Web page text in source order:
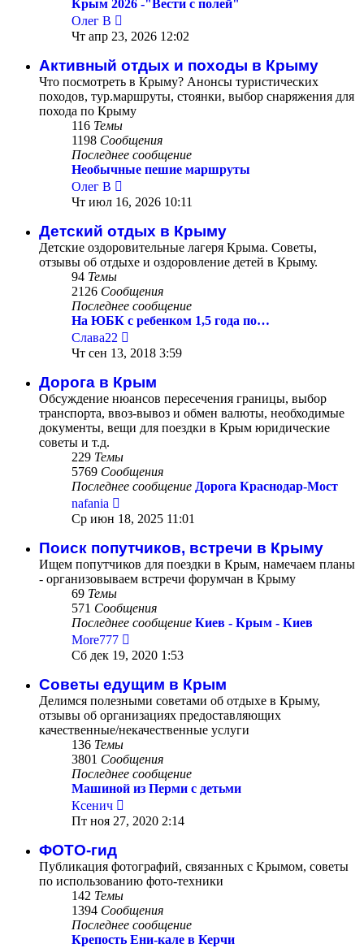
Крым 2026 -"Вести с полей"
Олег В
к
последнему
сообщению
Чт апр 23, 2026 12:02
Активный отдых и походы в Крыму
Что посмотреть в Крыму? Анонсы туристических
походов, тур.маршруты, стоянки, выбор снаряжения для
похода по Крыму
116 Темы
1198 Сообщения
Последнее сообщение
Необычные пешие маршруты
Олег В
к
последнему
сообщению
Чт июл 16, 2026 10:11
Детский отдых в Крыму
Детские оздоровительные лагеря Крыма. Советы,
отзывы об отдыхе и оздоровление детей в Крыму.
94 Темы
2126 Сообщения
Последнее сообщение
На ЮБК с ребенком 1,5 года по…
Слава22
к
сообщению
Чт сен 13, 2018 3:59
Дорога в Крым
Обсуждение нюансов пересечения границы, выбор
транспорта, ввоз-вывоз и обмен валюты, необходимые
документы, вещи для поездки в Крым юридические
советы и т.д.
229 Темы
5769 Сообщения
Последнее сообщение Дорога Краснодар-Мост
nafania
к
последнему
сообщению
Ср июн 18, 2025 11:01
Поиск попутчиков, встречи в Крыму
Ищем попутчиков для поездки в Крым, намечаем планы
- организовываем встречи форумчан в Крыму
69 Темы
571 Сообщения
Последнее сообщение Киев - Крым - Киев
More777
к
сообщению
Сб дек 19, 2020 1:53
Советы едущим в Крым
Делимся полезными советами об отдыхе в Крыму,
отзывы об организациях предоставляющих
качественные/некачественные услуги
136 Темы
3801 Сообщения
Последнее сообщение
Машиной из Перми с детьми
Ксенич
к
последнему
Пт ноя 27, 2020 2:14
ФОТО-гид
Публикация фотографий, связанных с Крымом, советы
по использованию фото-техники
142 Темы
1394 Сообщения
Последнее сообщение
Крепость Ени-кале в Керчи